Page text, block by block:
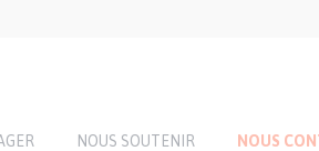
NOUS SOUTENIR NOUS